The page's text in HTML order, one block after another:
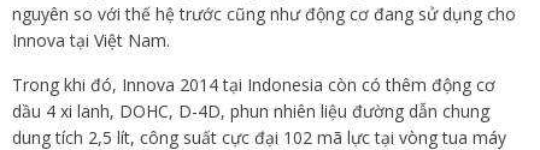
nguyên so với thế hệ trước cũng như động cơ đang sử dụng cho
Innova tại Việt Nam.
Trong khi đó, Innova 2014 tại Indonesia còn có thêm động cơ
dầu 4 xi lanh, DOHC, D-4D, phun nhiên liệu đường dẫn chung
dung tích 2,5 lít, công suất cực đại 102 mã lực tại vòng tua máy